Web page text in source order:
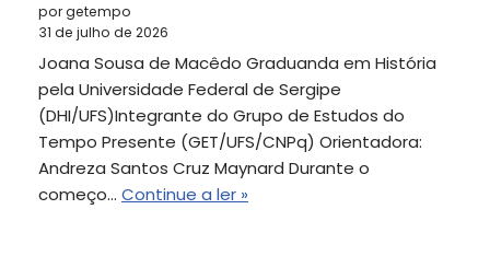
por getempo
31 de julho de 2026
Joana Sousa de Macêdo Graduanda em História
pela Universidade Federal de Sergipe
(DHI/UFS)Integrante do Grupo de Estudos do
Tempo Presente (GET/UFS/CNPq) Orientadora:
Andreza Santos Cruz Maynard Durante o
começo… Continue a ler »